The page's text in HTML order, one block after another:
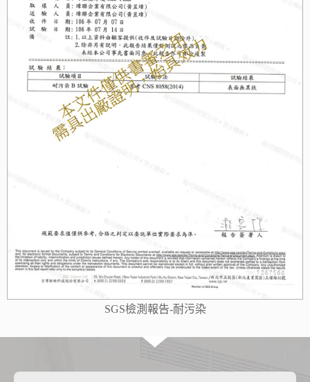
SGS檢測報告-耐污染